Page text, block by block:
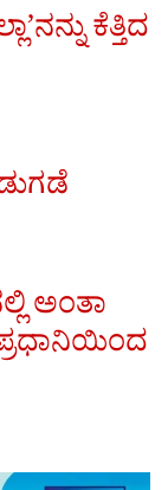
ಕೆತ್ತಿದ
ಅಂತಾ
ಪ್ರಧಾನಿಯಿಂದ